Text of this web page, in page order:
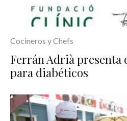
Cocineros y Chefs
Ferrán Adrià presenta
para diabéticos